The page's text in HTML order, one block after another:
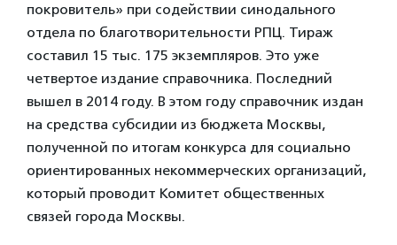
покровитель» при содействии синодального
отдела по благотворительности РПЦ. Тираж
составил 15 тыс. 175 экземпляров. Это уже
четвертое издание справочника. Последний
вышел в 2014 году. В этом году справочник издан
на средства субсидии из бюджета Москвы,
полученной по итогам конкурса для социально
ориентированных некоммерческих организаций,
который проводит Комитет общественных
связей города Москвы.